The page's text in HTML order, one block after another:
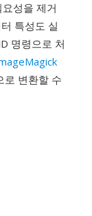
성을 제거
특성도 실
명령으로 처
로 변환할 수